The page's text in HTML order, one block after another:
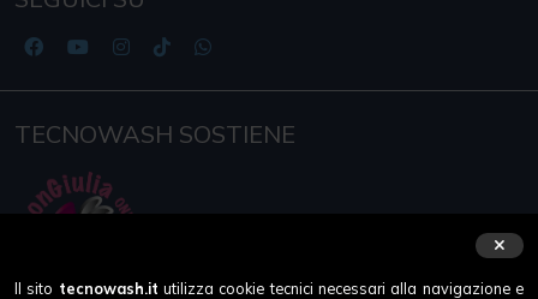
Il sito tecnowash.it utilizza cookie tecnici necessari alla navigazione e